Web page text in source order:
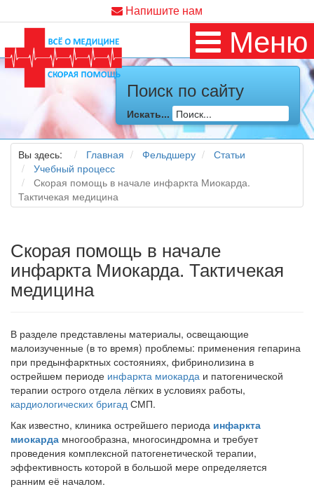
Напишите нам
Меню
Поиск по сайту
Искать...
Вы здесь: Главная Фельдшеру
Статьи
Учебный процесс
Скорая помощь в начале инфаркта Миокарда.
Тактичекая медицина
Скорая помощь в начале
инфаркта Миокарда. Тактичекая
медицина
В разделе представлены материалы, освещающие
малоизученные (в то время) проблемы: применения гепарина
при предынфарктных состояниях, фибринолизина в
острейшем периоде инфаркта миокарда и патогенической
терапии острого отдела лёгких в условиях работы,
кардиологических бригад СМП.
Как известно, клиника острейшего периода инфаркта
миокарда многообразна, многосиндромна и требует
проведения комплексной патогенетической терапии,
эффективность которой в большой мере определяется
ранним её началом.